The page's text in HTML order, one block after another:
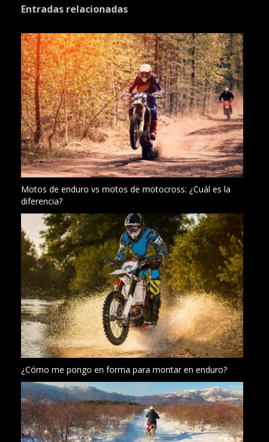
Entradas relacionadas
Motos de enduro vs motos de motocross: ¿Cuál es la
diferencia?
¿Cómo me pongo en forma para montar en enduro?